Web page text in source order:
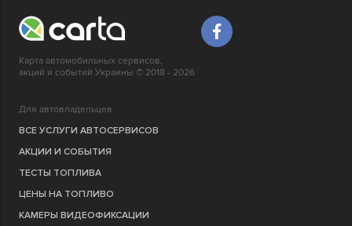
Карта автомобильных сервисов,
акций и событий Украины © 2018 - 2026
Для автовладельцев
ВСЕ УСЛУГИ АВТОСЕРВИСОВ
АКЦИИ И СОБЫТИЯ
ТЕСТЫ ТОПЛИВА
ЦЕНЫ НА ТОПЛИВО
КАМЕРЫ ВИДЕОФИКСАЦИИ